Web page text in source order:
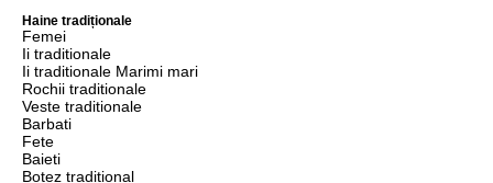
Haine tradiționale
Femei
Ii traditionale
Ii traditionale Marimi mari
Rochii traditionale
Veste traditionale
Barbati
Fete
Baieti
Botez traditional